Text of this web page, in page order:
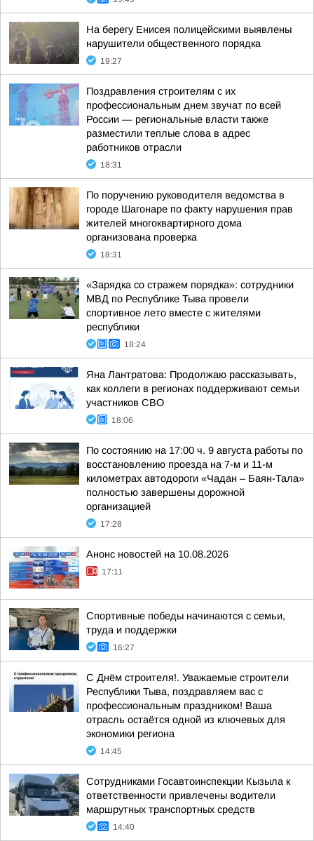
На берегу Енисея полицейскими выявлены
нарушители общественного порядка
19:27
Поздравления строителям с их
профессиональным днем звучат по всей
России — региональные власти также
разместили теплые слова в адрес
работников отрасли
18:31
По поручению руководителя ведомства в
городе Шагонаре по факту нарушения прав
жителей многоквартирного дома
организована проверка
18:31
«Зарядка со стражем порядка»: сотрудники
МВД по Республике Тыва провели
спортивное лето вместе с жителями
республики
18:24
Яна Лантратова: Продолжаю рассказывать,
как коллеги в регионах поддерживают семьи
участников СВО
18:06
По состоянию на 17:00 ч. 9 августа работы по
восстановлению проезда на 7-м и 11-м
километрах автодороги «Чадан – Баян-Тала»
полностью завершены дорожной
организацией
17:28
Анонс новостей на 10.08.2026
17:11
Спортивные победы начинаются с семьи,
труда и поддержки
16:27
С Днём строителя!. Уважаемые строители
Республики Тыва, поздравляем вас с
профессиональным праздником! Ваша
отрасль остаётся одной из ключевых для
экономики региона
14:45
Сотрудниками Госавтоинспекции Кызыла к
ответственности привлечены водители
маршрутных транспортных средств
14:40